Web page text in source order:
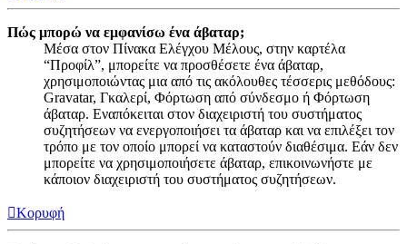
Πώς μπορώ να εμφανίσω ένα άβαταρ;
Μέσα στον Πίνακα Ελέγχου Μέλους, στην καρτέλα
“Προφίλ”, μπορείτε να προσθέσετε ένα άβαταρ,
χρησιμοποιώντας μια από τις ακόλουθες τέσσερις μεθόδους:
Gravatar, Γκαλερί, Φόρτωση από σύνδεσμο ή Φόρτωση
άβαταρ. Εναπόκειται στον διαχειριστή του συστήματος
συζητήσεων να ενεργοποιήσει τα άβαταρ και να επιλέξει τον
τρόπο με τον οποίο μπορεί να καταστούν διαθέσιμα. Εάν δεν
μπορείτε να χρησιμοποιήσετε άβαταρ, επικοινωνήστε με
κάποιον διαχειριστή του συστήματος συζητήσεων.
Κορυφή